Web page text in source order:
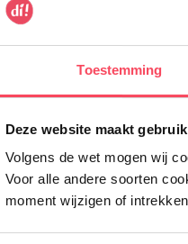
Toestemming
Deze website maakt
Volgens de wet mogen wij
Voor alle andere soorten
moment wijzigen of